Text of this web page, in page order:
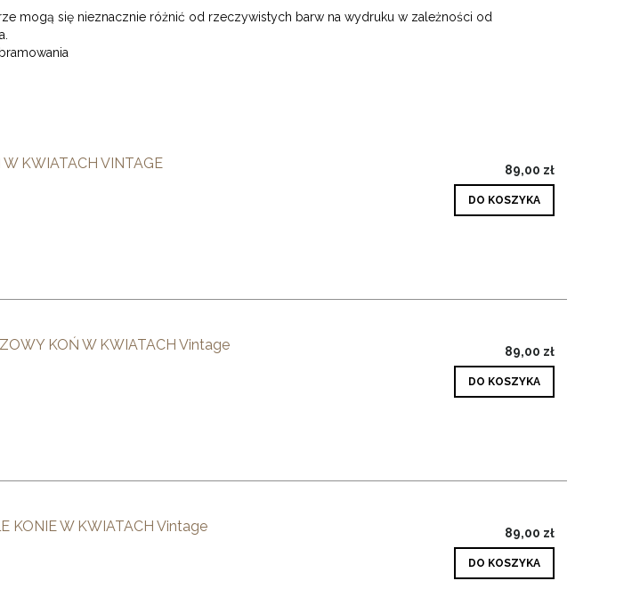
mogą się nieznacznie różnić od rzeczywistych barw na wydruku w zależności od
KWIATACH VINTAGE 89,00 zł
DO KOSZYKA
KOŃ W KWIATACH Vintage 89,00 zł
DO KOSZYKA
KONIE W KWIATACH Vintage 89,00 zł
DO KOSZYKA